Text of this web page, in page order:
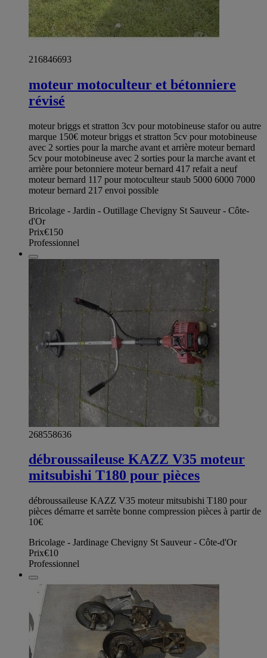
216846693
moteur motoculteur et bétonniere
révisé
moteur briggs et stratton 3cv pour motobineuse stafor ou autre
marque 150€ moteur briggs et stratton 5cv pour motobineuse
avec 2 sorties pour la marche avant et arrière moteur bernard
5cv pour motobineuse avec 2 sorties pour la marche avant et
arrière pour betonniere moteur bernard 417 refait a neuf
moteur bernard 117 pour motoculteur staub 5000 6000 7000
moteur bernard 217 envoi possible
Bricolage - Jardin - Outillage Chevigny St Sauveur - Côte-
d'Or
Prix€150
Professionnel
268558636
débroussaileuse KAZZ V35 moteur
mitsubishi T180 pour pièces
débroussaileuse KAZZ V35 moteur mitsubishi T180 pour
pièces démarre et sarrète bonne compression pièces à partir de
10€
Bricolage - Jardinage Chevigny St Sauveur - Côte-d'Or
Prix€10
Professionnel